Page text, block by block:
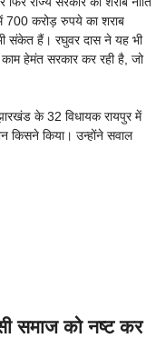
700 करोड़ रुपये का शराब
संकेत हैं। रघुवर दास ने यह भी
काम हेमंत सरकार कर रही है, जो
के 32 विधायक रायपुर में
किसने किया। उन्होंने सवाल
समाज को नष्ट कर